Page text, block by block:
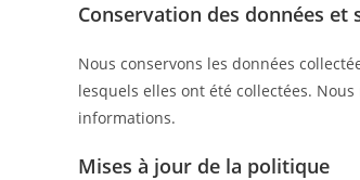
Conservation des données et
Nous conservons les données
lesquels elles ont été collectées.
informations.
Mises à jour de la politique